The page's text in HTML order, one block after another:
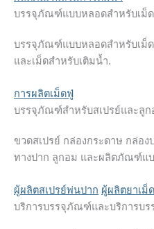
บรรจุภัณฑ์แบบหลอดสำหรับเม็
บรรจุภัณฑ์แบบหลอดสำหรับเม็
และเม็ดสำหรับเติมน้ำ.
การผลิตเม็ดฟู่
บรรจุภัณฑ์สำหรับสเปรย์และลูก
ขวดสเปรย์ กล่องกระดาษ กล่อ
ทางปาก ลูกอม และผลิตภัณฑ์แ
ผู้ผลิตสเปรย์พ่นปาก ผู้ผลิตยาเม็
บริการบรรจุภัณฑ์และบริการบ